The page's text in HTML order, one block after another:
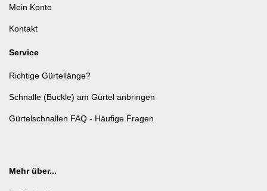
Mein Konto
Kontakt
Service
Richtige Gürtellänge?
Schnalle (Buckle) am Gürtel anbringen
Gürtelschnallen FAQ - Häufige Fragen
Mehr über...